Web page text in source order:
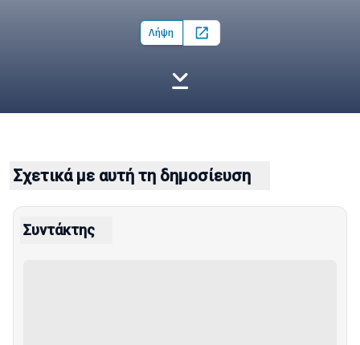
Λήψη Open in new tab
Σχετικά με αυτή τη δημοσίευση
Συντάκτης